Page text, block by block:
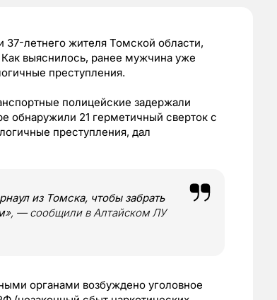
37-летнего жителя Томской области,
выяснилось, ранее мужчина уже
преступления.
полицейские задержали
обнаружили 21 герметичный сверток с
преступления, дал
из Томска, чтобы забрать
», — сообщили в Алтайском ЛУ
органами возбуждено уголовное